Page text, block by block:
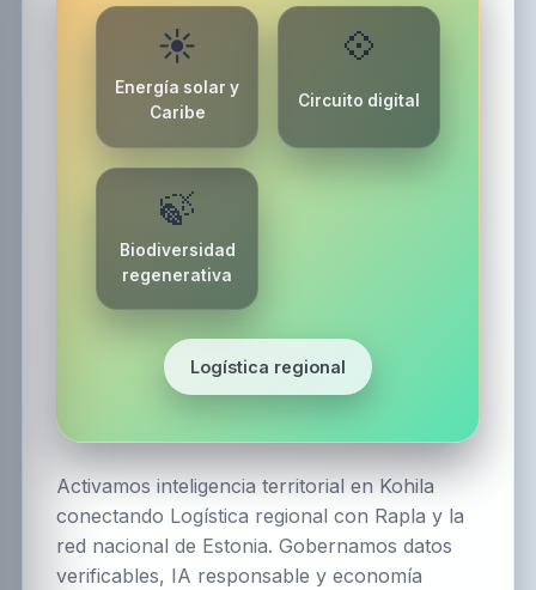
☀️
Energía solar y
Caribe
💠
Circuito digital
🍃
Biodiversidad
regenerativa
Logística regional
Activamos inteligencia territorial en Kohila
conectando Logística regional con Rapla y la
red nacional de Estonia. Gobernamos datos
verificables, IA responsable y economía